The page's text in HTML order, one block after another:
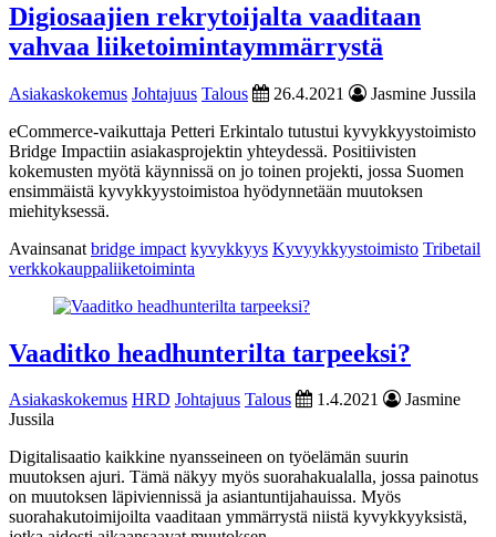
Digiosaajien rekrytoijalta vaaditaan
vahvaa liiketoimintaymmärrystä
Asiakaskokemus Johtajuus Talous 26.4.2021
Jasmine Jussila
eCommerce-vaikuttaja Petteri Erkintalo tutustui kyvykkyystoimisto
Bridge Impactiin asiakasprojektin yhteydessä. Positiivisten
kokemusten myötä käynnissä on jo toinen projekti, jossa Suomen
ensimmäistä kyvykkyystoimistoa hyödynnetään muutoksen
miehityksessä.
Avainsanat bridge impact kyvykkyys Kyvyykkyystoimisto Tribetail
verkkokauppaliiketoiminta
Vaaditko headhunterilta tarpeeksi?
Asiakaskokemus HRD Johtajuus Talous 1.4.2021
Jasmine
Jussila
Digitalisaatio kaikkine nyansseineen on työelämän suurin
muutoksen ajuri. Tämä näkyy myös suorahakualalla, jossa painotus
on muutoksen läpiviennissä ja asiantuntijahauissa. Myös
suorahakutoimijoilta vaaditaan ymmärrystä niistä kyvykkyyksistä,